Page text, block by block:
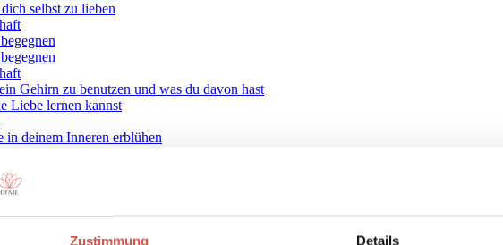
Zustimmung Details
selbst zu lieben
Gehirn zu benutzen und was du davon hast
Liebe lernen kannst
in deinem Inneren erblühen
Liebe in deinem Herzen und in deinem Leben
der Buddha lehrte
für mehr Liebe in deinem Herzen in und deinem Leben
Selbsterkenntnis und Weisheit
Seminaren
gegen Neid und Konkurrenzdenken